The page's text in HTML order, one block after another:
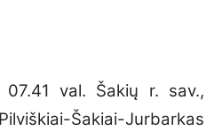
val. Šakių r. sav.,
Šakiai-Jurbarkas